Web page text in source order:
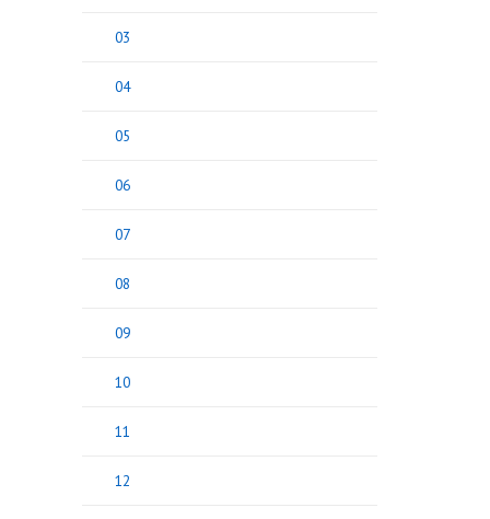
03
04
05
06
07
08
09
10
11
12